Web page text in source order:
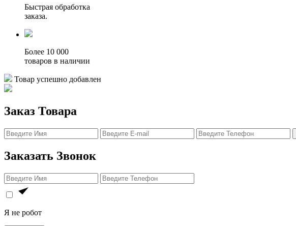
Быстрая обработка
заказа.
Более 10 000
товаров в наличии
Товар успешно добавлен
Заказ Товара
Заказать Звонок
Я не робот